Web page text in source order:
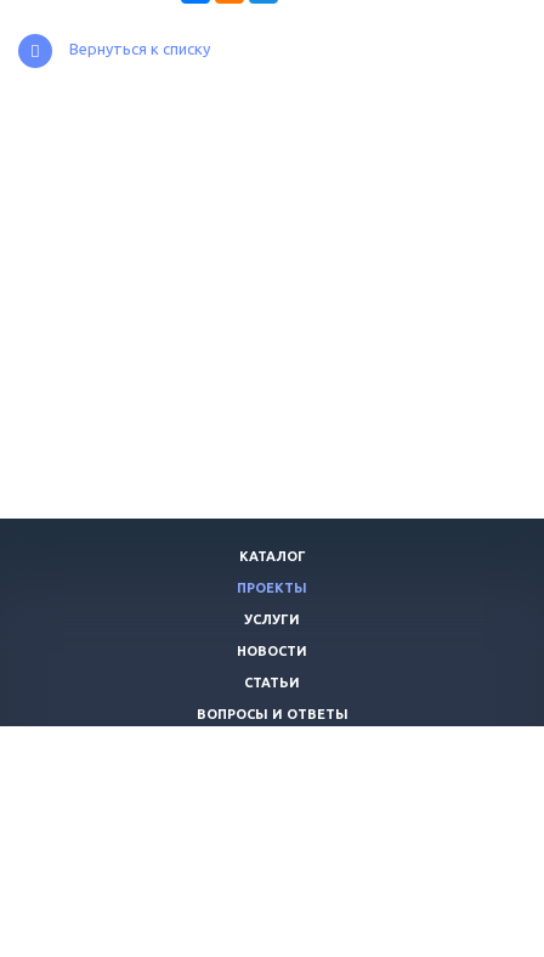
Вернуться к списку
КАТАЛОГ
ПРОЕКТЫ
УСЛУГИ
НОВОСТИ
СТАТЬИ
ВОПРОСЫ И ОТВЕТЫ